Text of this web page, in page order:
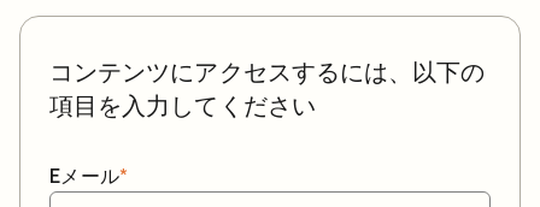
コンテンツにアクセスするには、以下の
項目を入力してください
*
Eメール